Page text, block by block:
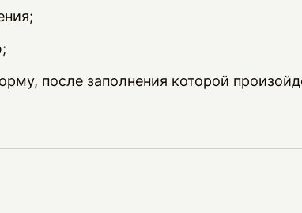
после заполнения которой